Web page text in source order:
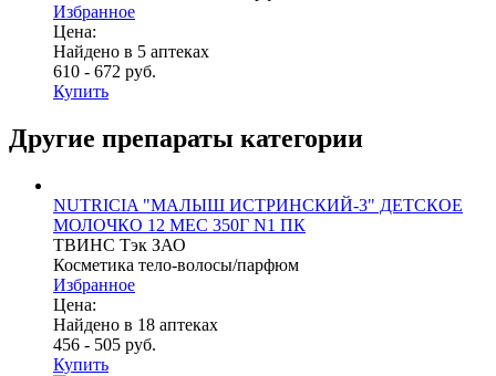
Избранное
Цена:
Найдено в 5 аптеках
610 - 672 руб.
Купить
Другие препараты категории
NUTRICIA "МАЛЫШ ИСТРИНСКИЙ-3" ДЕТСКОЕ
МОЛОЧКО 12 МЕС 350Г N1 ПК
ТВИНС Тэк ЗАО
Косметика тело-волосы/парфюм
Избранное
Цена:
Найдено в 18 аптеках
456 - 505 руб.
Купить